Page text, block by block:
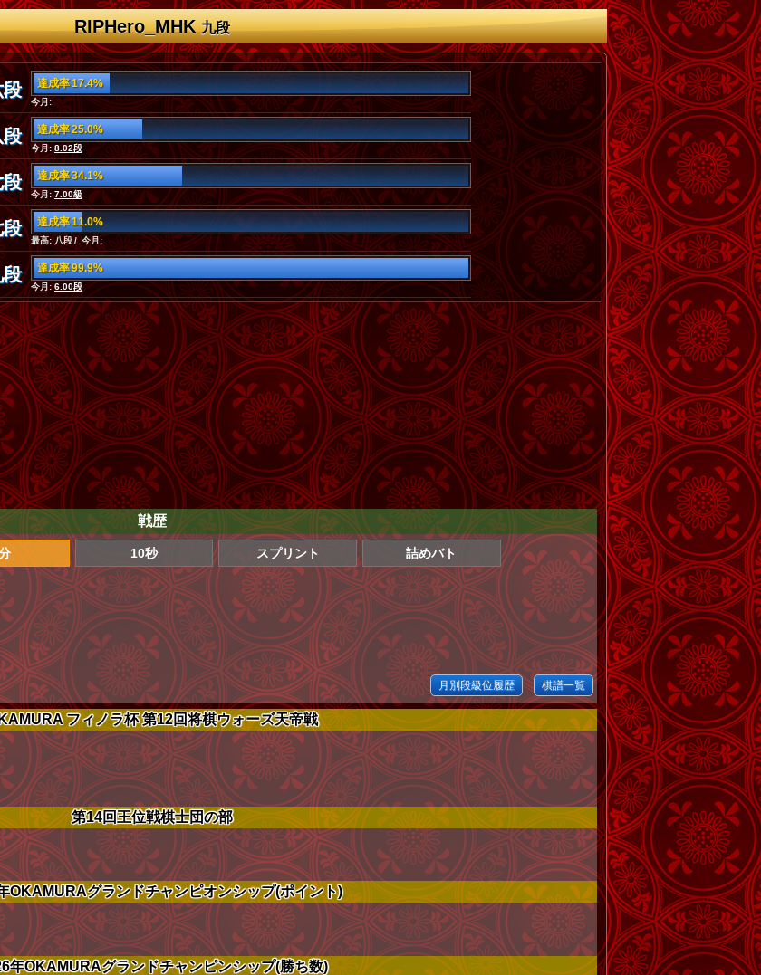
RIPHero_MHK九段
段 達成率 17.4%
今月:
段 達成率 25.0%
今月: 8.02段
段 達成率 34.1%
今月:7.00級
段 達成率 11.0%
最高: 八段 / 今月:
段 達成率 99.9%
今月:6.00段
戦歴
10秒 スプリント 詰めバト
月別段級位履歴 棋譜一覧
フィノラ杯 第12回将棋ウォーズ天帝戦
第14回王位戦棋士団の部
OKAMURAグランドチャンピオンシップ(ポイント)
年OKAMURAグランドチャンピンシップ(勝ち数)